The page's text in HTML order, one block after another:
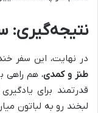
نتیجه‌گیری:
در نهایت، این سفر
طنز و کمدی، هم راهی
قدرتمند برای
لبخند رو به لباتون